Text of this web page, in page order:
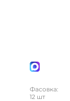
Фасовка:
12 шт